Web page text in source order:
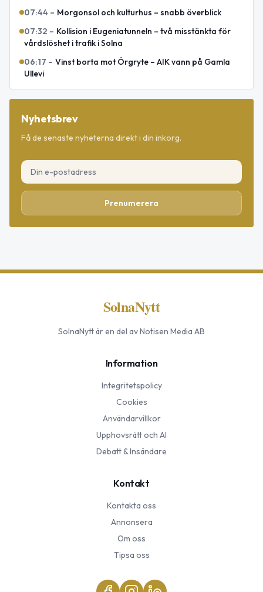
07:44 – Morgonsol och kulturhus – snabb överblick
07:32 – Kollision i Eugeniatunneln – två misstänkta för
vårdslöshet i trafik i Solna
06:17 – Vinst borta mot Örgryte – AIK vann på Gamla
Ullevi
Nyhetsbrev
Få de senaste nyheterna direkt i din inkorg.
Prenumerera
SolnaNytt
SolnaNyttär en del av Notisen Media AB
Information
Integritetspolicy
Cookies
Användarvillkor
Upphovsrätt och AI
Debatt & Insändare
Kontakt
Kontakta oss
Annonsera
Om oss
Tipsa oss